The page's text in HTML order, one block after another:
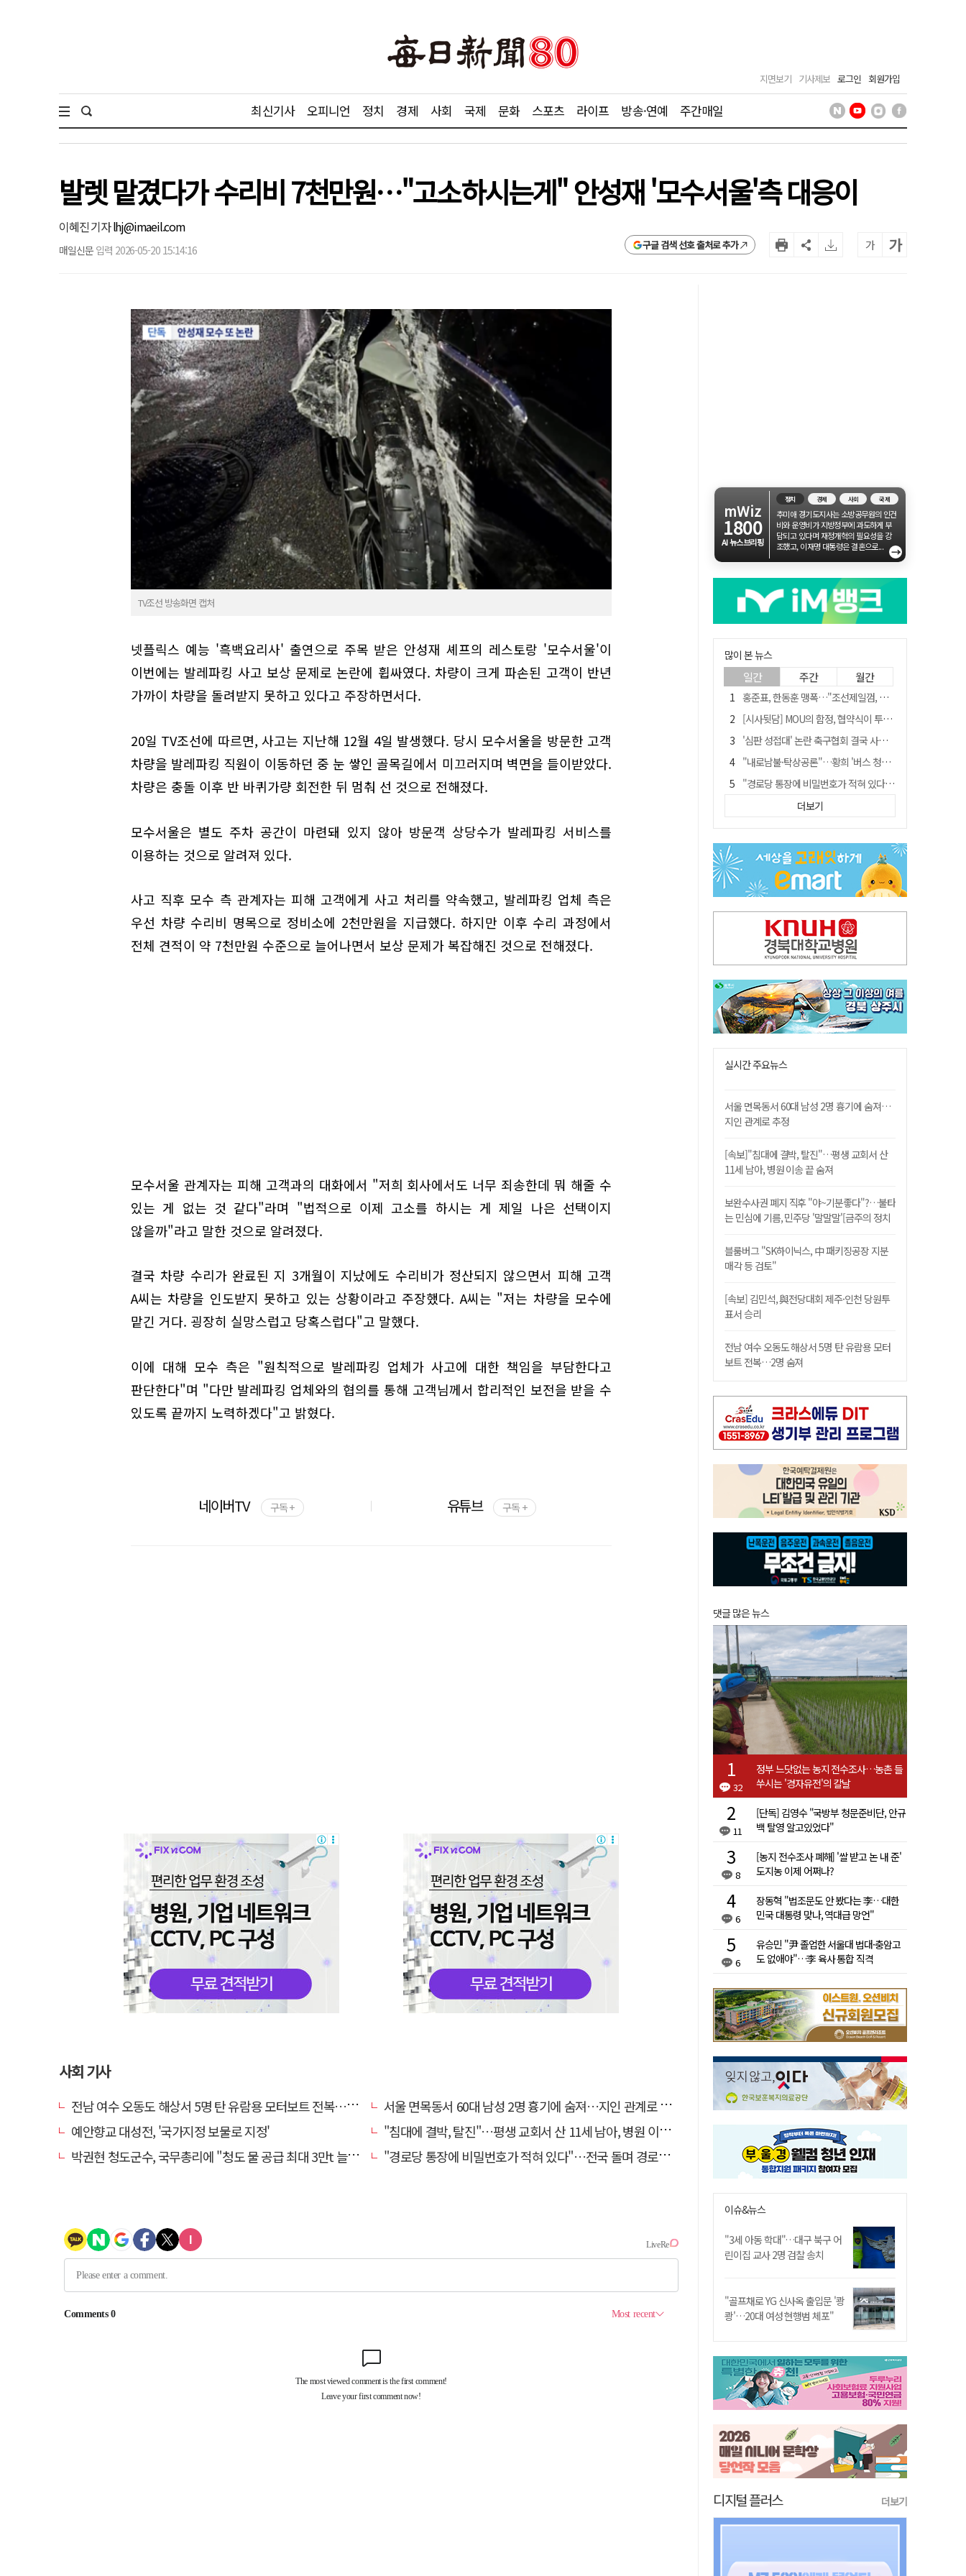
지면보기 기사제보 로그인 회원가입
최신기사 오피니언 정치 경제 사회 국제 문화 스포츠 라이프 방송·연예 주간매일
발렛 맡겼다가 수리비 7천만원…"고소하시는게" 안성재 '모수서울'측 대응이
이혜진 기자lhj@imaeil.com
매일신문 입력 2026-05-20 15:14:16 구글 검색 선호 출처로 추가 가 가
TV조선 방송화면 캡처
넷플릭스 예능 '흑백요리사' 출연으로 주목 받은 안성재 셰프의 레스토랑 '모수서울'이
이번에는 발레파킹 사고 보상 문제로 논란에 휩싸였다. 차량이 크게 파손된 고객이 반년
가까이 차량을 돌려받지 못하고 있다고 주장하면서다.
20일 TV조선에 따르면, 사고는 지난해 12월 4일 발생했다. 당시 모수서울을 방문한 고객
차량을 발레파킹 직원이 이동하던 중 눈 쌓인 골목길에서 미끄러지며 벽면을 들이받았다.
차량은 충돌 이후 반 바퀴가량 회전한 뒤 멈춰 선 것으로 전해졌다.
모수서울은 별도 주차 공간이 마련돼 있지 않아 방문객 상당수가 발레파킹 서비스를
이용하는 것으로 알려져 있다.
사고 직후 모수 측 관계자는 피해 고객에게 사고 처리를 약속했고, 발레파킹 업체 측은
우선 차량 수리비 명목으로 정비소에 2천만원을 지급했다. 하지만 이후 수리 과정에서
전체 견적이 약 7천만원 수준으로 늘어나면서 보상 문제가 복잡해진 것으로 전해졌다.
모수서울 관계자는 피해 고객과의 대화에서 "저희 회사에서도 너무 죄송한데 뭐 해줄 수
있는 게 없는 것 같다"라며 "법적으로 이제 고소를 하시는 게 제일 나은 선택이지
않을까"라고 말한 것으로 알려졌다.
결국 차량 수리가 완료된 지 3개월이 지났에도 수리비가 정산되지 않으면서 피해 고객
A씨는 차량을 인도받지 못하고 있는 상황이라고 주장했다. A씨는 "저는 차량을 모수에
맡긴 거다. 굉장히 실망스럽고 당혹스럽다"고 말했다.
이에 대해 모수 측은 "원칙적으로 발레파킹 업체가 사고에 대한 책임을 부담한다고
판단한다"며 "다만 발레파킹 업체와의 협의를 통해 고객님께서 합리적인 보전을 받을 수
있도록 끝까지 노력하겠다"고 밝혔다.
네이버TV 구독 + 유튜브 구독 +
사회 기사
전남 여수 오동도 해상서 5명 탄 유람용 모터보트 전복…2명 숨져
서울 면목동서 60대 남성 2명 흉기에 숨져…지인 관계로 추정
예안향교 대성전, '국가지정 보물로 지정'
"침대에 결박, 탈진"…평생 교회서 산 11세 남아, 병원 이송 끝 숨져
박권현 청도군수, 국무총리에 "청도 물 공급 최대 3만t 늘려달라"
"경로당 통장에 비밀번호가 적혀 있다"…전국 돌며 경로당 13곳 턴 30대 구속
mWiz
1800
AI 뉴스브리핑
정치 경제 사회 국제
추미애 경기도지사는 소방공무원의 인건
비와 운영비가 지방정부에 과도하게 부
담되고 있다며 재정개혁의 필요성을 강
조했고, 이재명 대통령은 결혼으로...
→
많이 본 뉴스
일간 주간 월간
홍준표, 한동훈 맹폭…"조선제일껌, 권력에 살고 권력에 죽었다"
[시사뒷담] MOU의 함정, 협약식이 투자 확정은 아니긴 해
'심판 성접대' 논란 축구협회 결국 사과…"깊이 반성, 쇄신하겠다"
"내로남불·탁상공론"…황희 '버스 청년주택' 제안에 與 내부서도 쓴소리
"경로당 통장에 비밀번호가 적혀 있다"…전국 돌며 경로당 13곳 턴 30대 구속
예안향교 대성전, '국가지정 보물로 지정'
"침대에 결박, 탈진"…평생 교회서 산 11세 남아, 병원 이송 끝 숨져
김민석, 與전당대회 제주·인천 당원투표서 승리…누적 득표는 '초박빙'
[금주의 이슈] 하늘의 외계인, 바다의 귀향자…영화 '호프'와 '오디세이'
더보기
실시간 주요뉴스
서울 면목동서 60대 남성 2명 흉기에 숨져…
지인 관계로 추정
[속보]"침대에 결박, 탈진"…평생 교회서 산
11세 남아, 병원 이송 끝 숨져
보완수사권 폐지 직후 "야~기분좋다"?…불타
는 민심에 기름, 민주당 '말말말'[금주의 정치
블룸버그 "SK하이닉스, 中 패키징공장 지분
매각 등 검토"
[속보] 김민석, 與전당대회 제주·인천 당원투
표서 승리
전남 여수 오동도 해상서 5명 탄 유람용 모터
보트 전복…2명 숨져
댓글 많은 뉴스
32
정부 느닷없는 농지 전수조사…농촌 들
쑤시는 '경자유전'의 칼날
11
[단독] 김영수 "국방부 청문준비단, 안규
백 탈영 알고있었다"
8
[농지 전수조사 폐해] '쌀 받고 논 내 준'
도지농 이제 어쩌나?
6
장동혁 "법조문도 안 봤다는 李…대한
민국 대통령 맞나, 역대급 망언"
6
유승민 "尹 졸업한 서울대 법대·충암고
도 없애야"…李 육사 통합 직격
이슈&뉴스
"3세 아동 학대"…대구 북구 어
린이집 교사 2명 검찰 송치
"골프채로 YG 신사옥 출입문 '쾅
쾅'…20대 여성 현행범 체포"
디지털 플러스 더보기